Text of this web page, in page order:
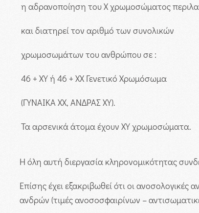
η αδρανοποίηση του Χ χρωμοσώματος
και διατηρεί τον αριθμό των συνολικών
χρωμοσωμάτων του ανθρώπου σε :
46 + XY ή 46 + ΧΧ Γενετικό Χρωμόσωμα
(ΓΥΝΑΙΚΑ ΧΧ, ΑΝΔΡΑΣ ΧΥ).
Τα αρσενικά άτομα έχουν ΧΥ χρωμοσώματα.
Η όλη αυτή διεργασία κληρονομικότητας
Επίσης έχει εξακριβωθεί ότι οι
ανδρών (τιμές ανοσοσφαιρίνων –